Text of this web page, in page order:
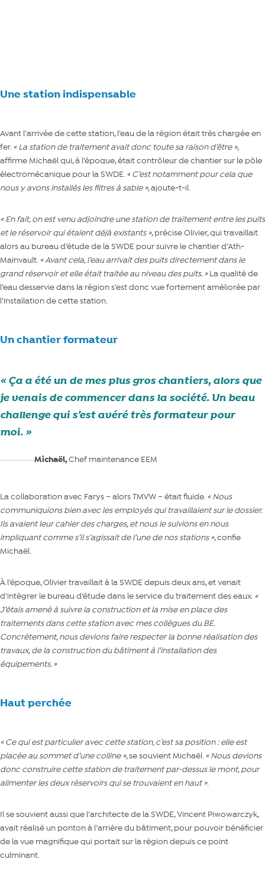
Une station indispensable
Avant l’arrivée de cette station, l’eau de la région était très chargée en
fer.« La station de traitement avait donc toute sa raison d’être »,
affirme Michaël qui, à l’époque, était contrôleur de chantier sur le pôle
électromécanique pour la SWDE.« C’est notamment pour cela que
nous y avons installés les filtres à sable », ajoute-t-il.
« En fait, on est venu adjoindre une station de traitement entre les puits
et le réservoir qui étaient déjà existants », précise Olivier, qui travaillait
alors au bureau d’étude de la SWDE pour suivre le chantier d’Ath-
Mainvault.« Avant cela, l’eau arrivait des puits directement dans le
grand réservoir et elle était traitée au niveau des puits. »La qualité de
l’eau desservie dans la région s’est donc vue fortement améliorée par
l’installation de cette station.
Un chantier formateur
Ça a été un de mes plus gros chantiers, alors que
je venais de commencer dans la société. Un beau
challenge qui s’est avéré très formateur pour
moi.
Michaël,Chef maintenance EEM
La collaboration avec Farys – alors TMVW – était fluide.« Nous
communiquions bien avec les employés qui travaillaient sur le dossier.
Ils avaient leur cahier des charges, et nous le suivions en nous
impliquant comme s’il s’agissait de l’une de nos stations », confie
Michaël.
À l’époque, Olivier travaillait à la SWDE depuis deux ans, et venait
d’intégrer le bureau d’étude dans le service du traitement des eaux.«
J’étais amené à suivre la construction et la mise en place des
traitements dans cette station avec mes collègues du BE.
Concrètement, nous devions faire respecter la bonne réalisation des
travaux, de la construction du bâtiment à l’installation des
équipements. »
Haut perchée
« Ce qui est particulier avec cette station, c’est sa position : elle est
placée au sommet d’une colline », se souvient Michaël.« Nous devions
donc construire cette station de traitement par-dessus le mont, pour
alimenter les deux réservoirs qui se trouvaient en haut ».
Il se souvient aussi que l’architecte de la SWDE, Vincent Piwowarczyk,
avait réalisé un ponton à l’arrière du bâtiment, pour pouvoir bénéficier
de la vue magnifique qui portait sur la région depuis ce point
culminant.